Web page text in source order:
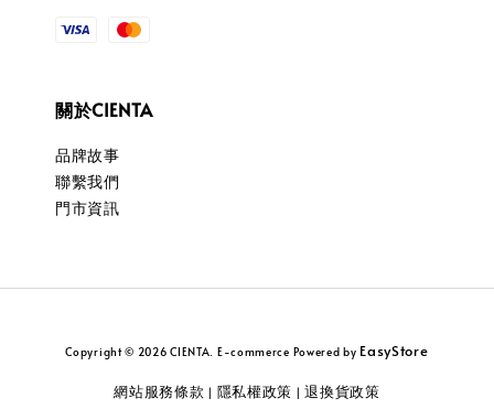
關於CIENTA
品牌故事
聯繫我們
門市資訊
Copyright © 2026 CIENTA. E-commerce Powered by EasyStore
網站服務條款 | 隱私權政策 |退換貨政策